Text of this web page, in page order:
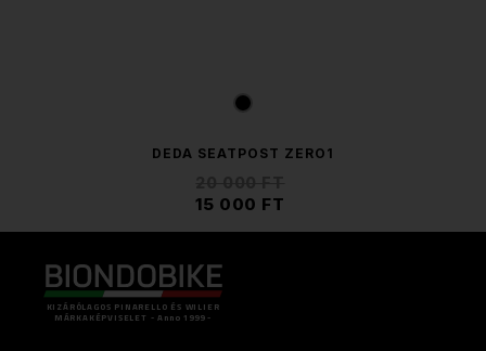
DEDA SEATPOST ZERO1
15 000 FT
KIZÁRÓLAGOS PINARELLO ÉS WILIER
MÁRKAKÉPVISELET - Anno 1999 -